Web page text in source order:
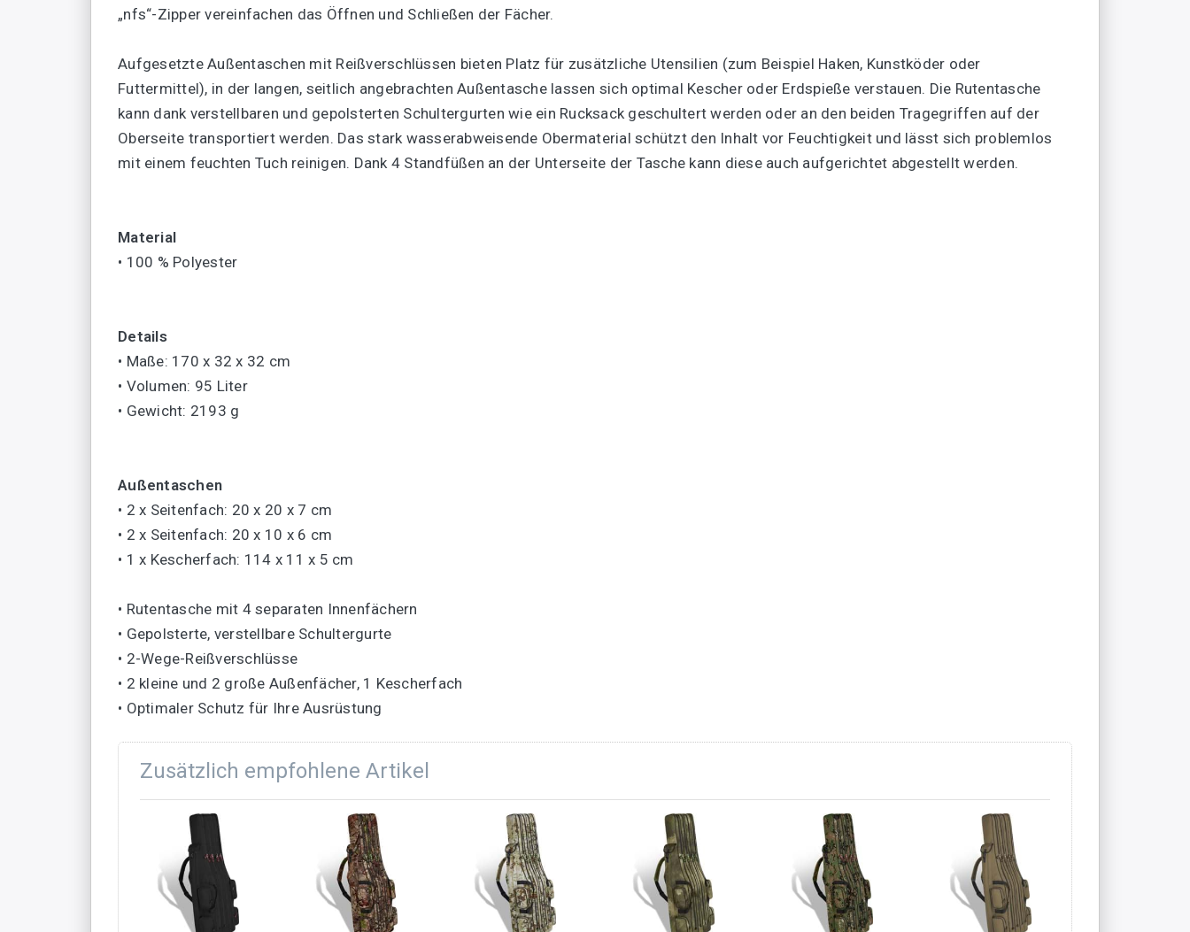
„nfs“-Zipper vereinfachen das Öffnen und Schließen der Fächer.
Aufgesetzte Außentaschen mit Reißverschlüssen bieten Platz für zusätzliche Utensilien (zum Beispiel Haken, Kunstköder oder
Futtermittel), in der langen, seitlich angebrachten Außentasche lassen sich optimal Kescher oder Erdspieße verstauen. Die Rutentasche
kann dank verstellbaren und gepolsterten Schultergurten wie ein Rucksack geschultert werden oder an den beiden Tragegriffen auf der
Oberseite transportiert werden. Das stark wasserabweisende Obermaterial schützt den Inhalt vor Feuchtigkeit und lässt sich problemlos
mit einem feuchten Tuch reinigen. Dank 4 Standfüßen an der Unterseite der Tasche kann diese auch aufgerichtet abgestellt werden.
Material
• 100 % Polyester
Details
• Maße: 170 x 32 x 32 cm
• Volumen: 95 Liter
• Gewicht: 2193 g
Außentaschen
• 2 x Seitenfach: 20 x 20 x 7 cm
• 2 x Seitenfach: 20 x 10 x 6 cm
• 1 x Kescherfach: 114 x 11 x 5 cm
• Rutentasche mit 4 separaten Innenfächern
• Gepolsterte, verstellbare Schultergurte
• 2-Wege-Reißverschlüsse
• 2 kleine und 2 große Außenfächer, 1 Kescherfach
• Optimaler Schutz für Ihre Ausrüstung
Zusätzlich empfohlene Artikel